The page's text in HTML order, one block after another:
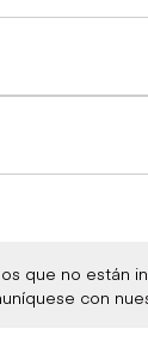
que no están
con